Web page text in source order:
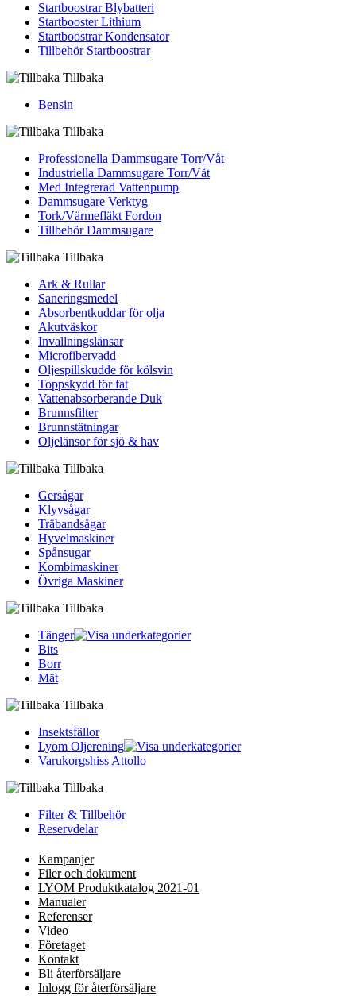
Startboostrar Blybatteri
Startbooster Lithium
Startboostrar Kondensator
Tillbehör Startboostrar
Tillbaka
Bensin
Tillbaka
Professionella Dammsugare Torr/Våt
Industriella Dammsugare Torr/Våt
Med Integrerad Vattenpump
Dammsugare Verktyg
Tork/Värmefläkt Fordon
Tillbehör Dammsugare
Tillbaka
Ark & Rullar
Saneringsmedel
Absorbentkuddar för olja
Akutväskor
Invallningslänsar
Microfibervadd
Oljespillskudde för kölsvin
Toppskydd för fat
Vattenabsorberande Duk
Brunnsfilter
Brunnstätningar
Oljelänsor för sjö & hav
Tillbaka
Gersågar
Klyvsågar
Träbandsågar
Hyvelmaskiner
Spånsugar
Kombimaskiner
Övriga Maskiner
Tillbaka
Tänger
Bits
Borr
Mät
Tillbaka
Insektsfällor
Lyom Oljerening
Varukorgshiss Attollo
Tillbaka
Filter & Tillbehör
Reservdelar
Kampanjer
Filer och dokument
LYOM Produktkatalog 2021-01
Manualer
Referenser
Video
Företaget
Kontakt
Bli återförsäljare
Inlogg för återförsäljare